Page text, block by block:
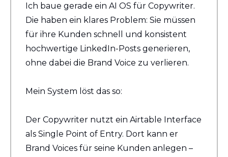
Ich baue gerade ein AI OS für Copywriter.
Die haben ein klares Problem: Sie müssen
für ihre Kunden schnell und konsistent
hochwertige LinkedIn-Posts generieren,
ohne dabei die Brand Voice zu verlieren.
Mein System löst das so:
Der Copywriter nutzt ein Airtable Interface
als Single Point of Entry. Dort kann er
Brand Voices für seine Kunden anlegen –